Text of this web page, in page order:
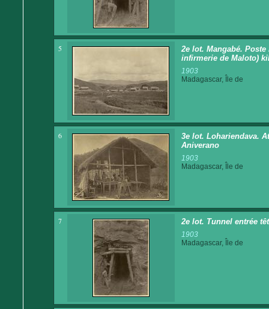
5
2e lot. Mangabé.
infirmerie de Maloto)
1903
Madagascar, Île de
6
3e lot. Lohariendava.
Aniverano
1903
Madagascar, Île de
7 2e lot. Tunnel entrée
1903
Madagascar, Île de